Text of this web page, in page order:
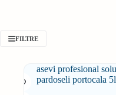
FILTRE